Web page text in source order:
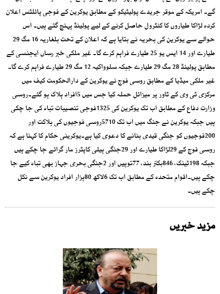
گے۔ امریکہ کے موقر جریدے پولیٹیکو کے مطابق یوکرین کے فوجی پائلٹس اعلان
کردہ لڑاکا طیاروں کا کنٹرول حاصل کرنے کے لیے پولینڈ پہنچ گئے ہیں۔ اس
حوالے سے یوکرین کی بحریہ نے بتایا ہے کہ اعلان کے تحت بلغاریہ 16 مگ 29
طیارے اور 14 ایس یو 25 طیارے فراہم کرے گا۔ غیر ملکی خبر رساں ایجنسی کے
مطابق پولینڈ 28 مگ 29 طیارے جبکہ سلوواکیہ 12 مگ 29 طیارے فراہم کرے گا۔
غیر ملکی میڈیا کے مطابق روسی فوج نے یوکرین کے دارالحکومت کیف میں
مرکزی ٹی وی کے ٹاور پر میزائل حملہ کیا جس میں 5افراد ہلاک ہو گئے۔روسی
وزارت دفاع کے مطابق اب تک یوکرین کی 1325فوجی تنصیبات تباہ کی جا چکی
ہیں جبکہ یوکرین نے جنگ میں اب تک 5710روسی فوجیوں کی ہلاکت اور
200فوجیوں کو جنگی قیدی بنانے کا دعوی کیا ہے۔یوکرینی حکام کا کہنا ہے کہ
روسی فوج کے 29لڑاکا طیارے اور 29جنگی ہیلی کاپٹرز مار گرائے جا چکے ہیں
جبکہ 198ٹینک، 846بکتر بند، 77توپیں اور 2جنگی بحری جہاز بھی تباہ کیے جا
چکے ہیں۔اقوام متحدہ کے مطابق اب تک 6لاکھ 80ہزار افراد یوکرین سے نکل
چکے ہیں۔
مزید خبریں